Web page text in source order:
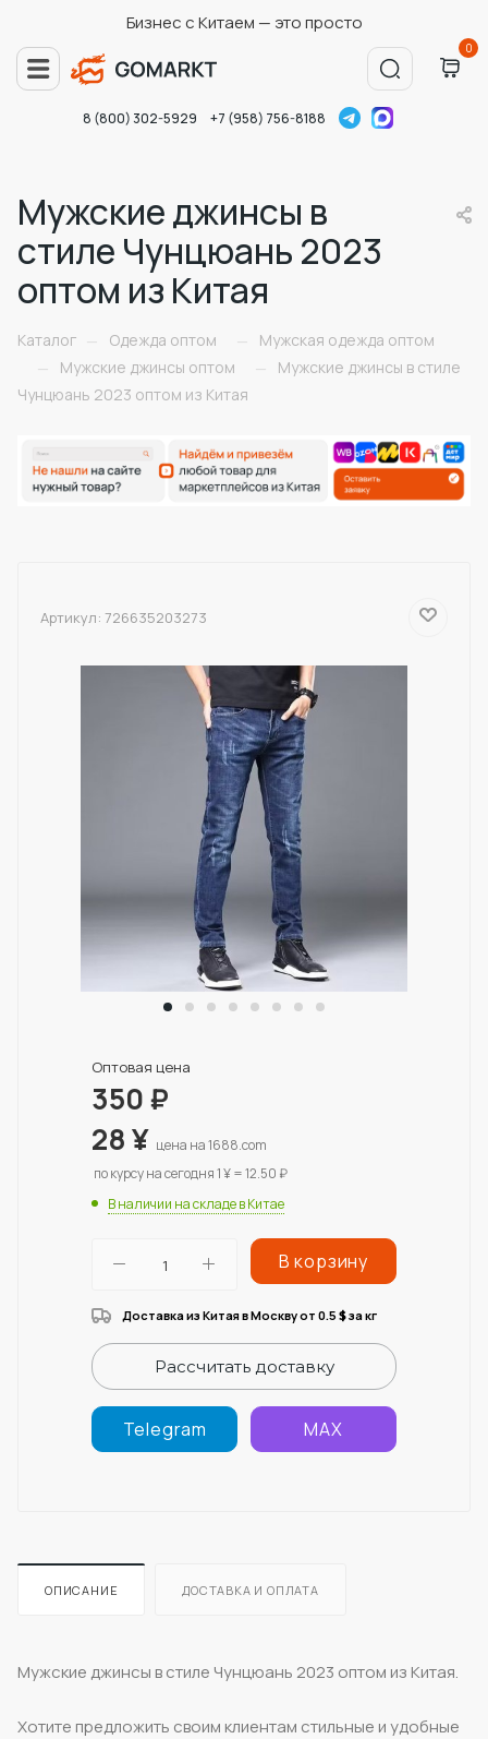
Бизнес с Китаем — это просто
0
8 (800) 302-5929 +7 (958) 756-8188
Мужские джинсы в
стиле Чунцюань 2023
оптом из Китая
Каталог — Одежда оптом —
Мужская одежда оптом
—
Мужские джинсы оптом —
Мужские джинсы в стиле
Чунцюань 2023 оптом из Китая
Артикул: 726635203273
Оптовая цена
350₽
28¥ цена на 1688.com
по курсу на сегодня 1 ¥ = 12.50 ₽
В наличии на складе в Китае
В корзину
Доставка из Китая в Москву от 0.5 $за кг
Рассчитать доставку
Telegram MAX
ОПИСАНИЕ ДОСТАВКА И ОПЛАТА
Мужские джинсы в стиле Чунцюань 2023 оптом из Китая.
Хотите предложить своим клиентам стильные и удобные